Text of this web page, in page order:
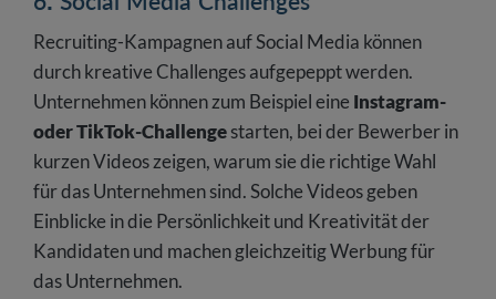
Recruiting-Kampagnen auf Social Media können
durch kreative Challenges aufgepeppt werden.
Unternehmen können zum Beispiel eine Instagram-
oder TikTok-Challengestarten, bei der Bewerber in
kurzen Videos zeigen, warum sie die richtige Wahl
für das Unternehmen sind. Solche Videos geben
Einblicke in die Persönlichkeit und Kreativität der
Kandidaten und machen gleichzeitig Werbung für
das Unternehmen.